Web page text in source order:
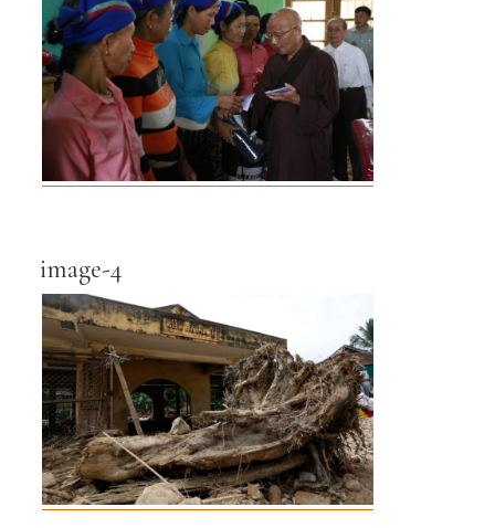
image-4